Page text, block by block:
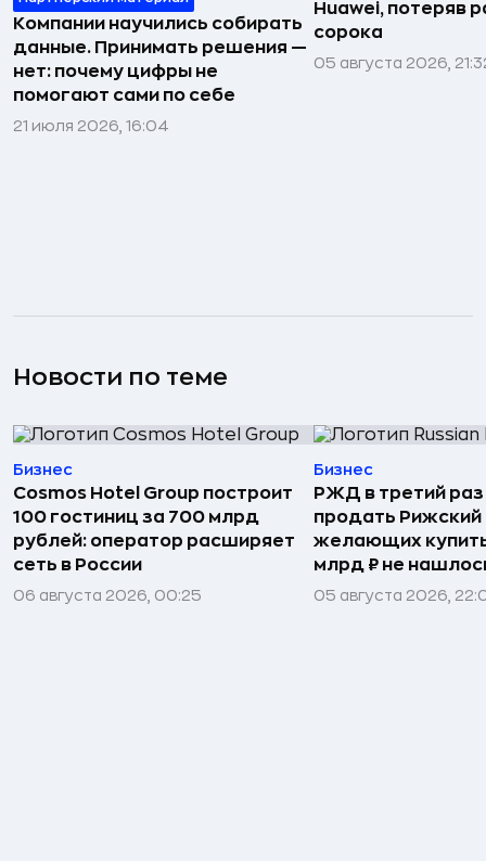
Компании научились собирать
данные. Принимать решения —
нет: почему цифры не
помогают сами по себе
21 июля 2026, 16:04
Huawei, потеряв
сорока
05 августа 2026,
Новости по теме
Бизнес
Cosmos Hotel Group построит
100 гостиниц за 700 млрд
рублей: оператор расширяет
сеть в России
06 августа 2026, 00:25
Бизнес
РЖД в третий
продать Рижский
желающих
млрд ₽ не
05 августа 2026,